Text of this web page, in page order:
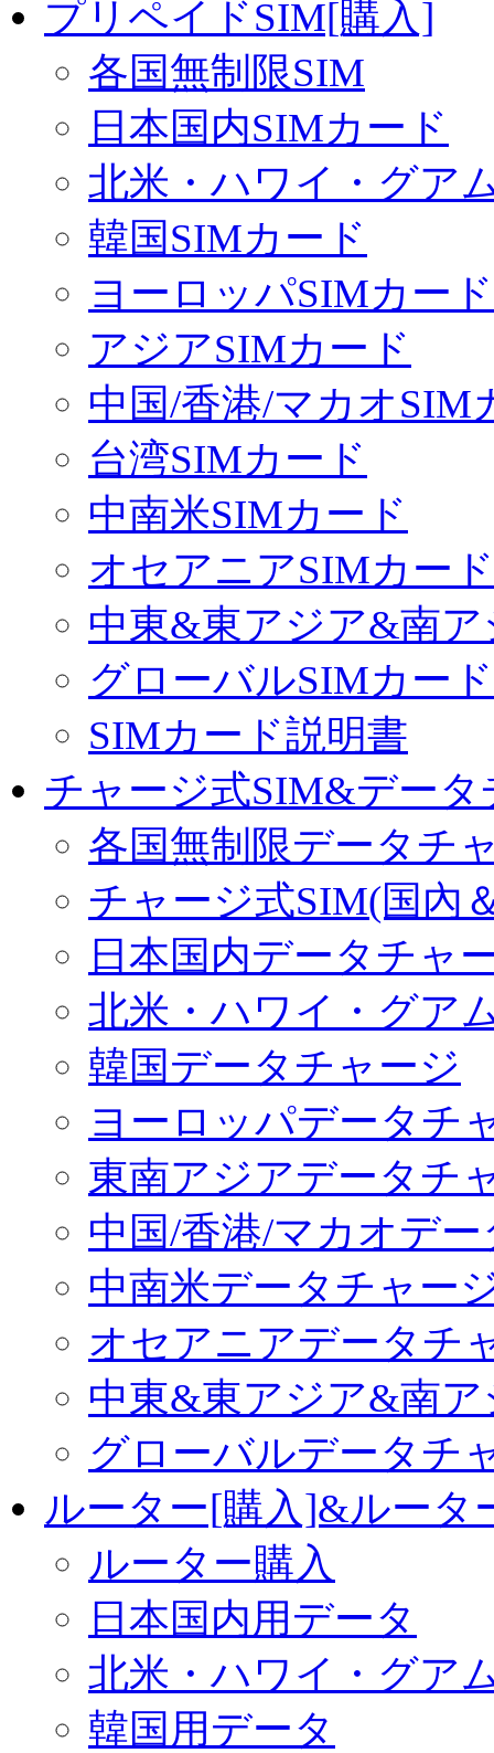
プリペイドSIM[購入]
各国無制限SIM
日本国内SIMカード
北米・ハワイ・グア
韓国SIMカード
ヨーロッパSIMカード
アジアSIMカード
中国/香港/マカオSIM
台湾SIMカード
中南米SIMカード
オセアニアSIMカード
中東&東アジア&南
グローバルSIMカード
SIMカード説明書
チャージ式SIM&デー
各国無制限データチ
チャージ式SIM(国內
日本国内データチャ
北米・ハワイ・グア
韓国データチャージ
ヨーロッパデータチ
東南アジアデータチ
中国/香港/マカオデ
中南米データチャー
オセアニアデータチ
中東&東アジア&南
グローバルデータチ
ルーター[購入]&ルータ
ルーター購入
日本国内用データ
北米・ハワイ・グア
韓国用データ